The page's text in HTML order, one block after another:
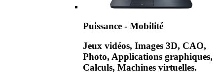
Puissance - Mobilité
Jeux vidéos, Images 3D, CAO,
Photo, Applications graphiques,
Calculs, Machines virtuelles.